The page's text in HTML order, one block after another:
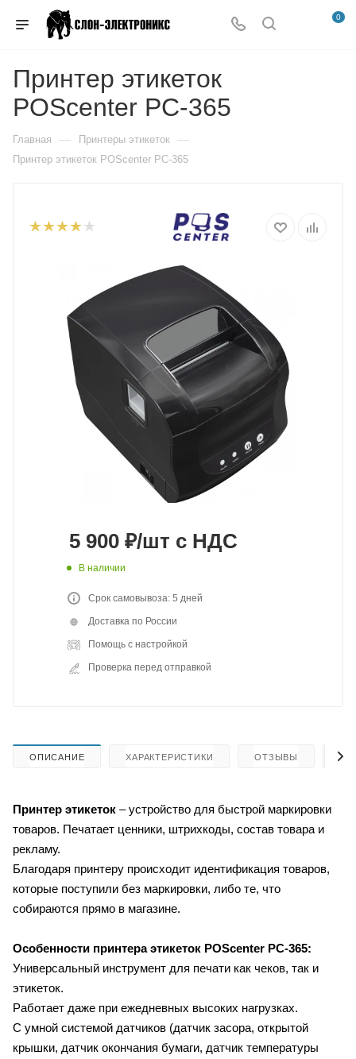
0
Принтер этикеток
POScenter PC-365
Главная — Принтеры этикеток —
Принтер этикеток POScenter PC-365
5 900 ₽/шт с НДС
В наличии
Срок самовывоза: 5 дней
Доставка по России
Помощь с настройкой
Проверка перед отправкой
ОПИСАНИЕ ХАРАКТЕРИСТИКИ ОТЗЫВЫ
Принтер этикеток – устройство для быстрой маркировки
товаров. Печатает ценники, штрихкоды, состав товара и
рекламу.
Благодаря принтеру происходит идентификация товаров,
которые поступили без маркировки, либо те, что
собираются прямо в магазине.
Особенности принтера этикеток POScenter PC-365:
Универсальный инструмент для печати как чеков, так и
этикеток.
Работает даже при ежедневных высоких нагрузках.
С умной системой датчиков (датчик засора, открытой
крышки, датчик окончания бумаги, датчик температуры